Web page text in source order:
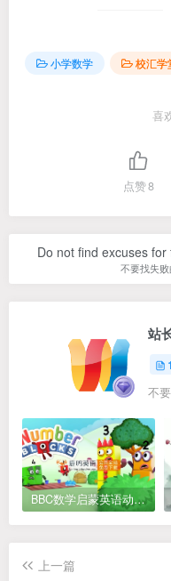
小学数学 校汇学
喜
点赞8
Do not find excuses
不要找失
站
不
BBC数学启蒙英语动画Numberblocks数字积木，全七季共161集，1080P高清视频带英文字幕
上一篇